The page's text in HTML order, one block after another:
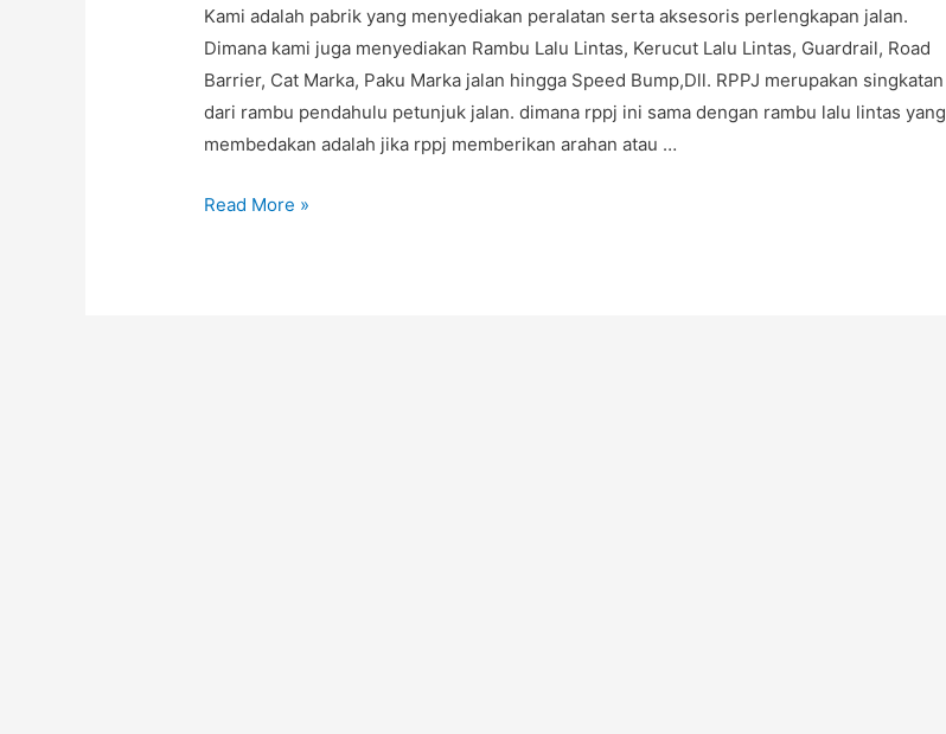
Kami adalah pabrik yang menyediakan peralatan serta aksesoris perlengkapan jalan.
Dimana kami juga menyediakan Rambu Lalu Lintas, Kerucut Lalu Lintas, Guardrail, Road
Barrier, Cat Marka, Paku Marka jalan hingga Speed Bump,Dll. RPPJ merupakan singkatan
dari rambu pendahulu petunjuk jalan. dimana rppj ini sama dengan rambu lalu lintas yang
membedakan adalah jika rppj memberikan arahan atau …
JUAL
Read More »